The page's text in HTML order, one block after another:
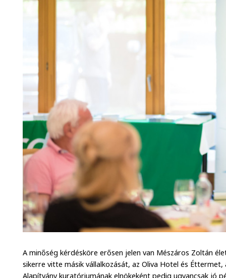
A minőség kérdésköre erősen jelen van Mészáros Zoltán
sikerre vitte másik vállalkozását, az Oliva Hotel és
Alapítvány kuratóriumának elnökeként pedig ugyancsak jó